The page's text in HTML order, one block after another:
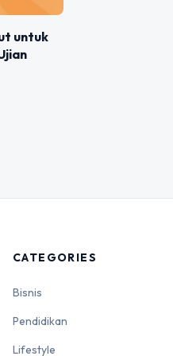
untuk
CATEGORIES
Bisnis
Pendidikan
Lifestyle